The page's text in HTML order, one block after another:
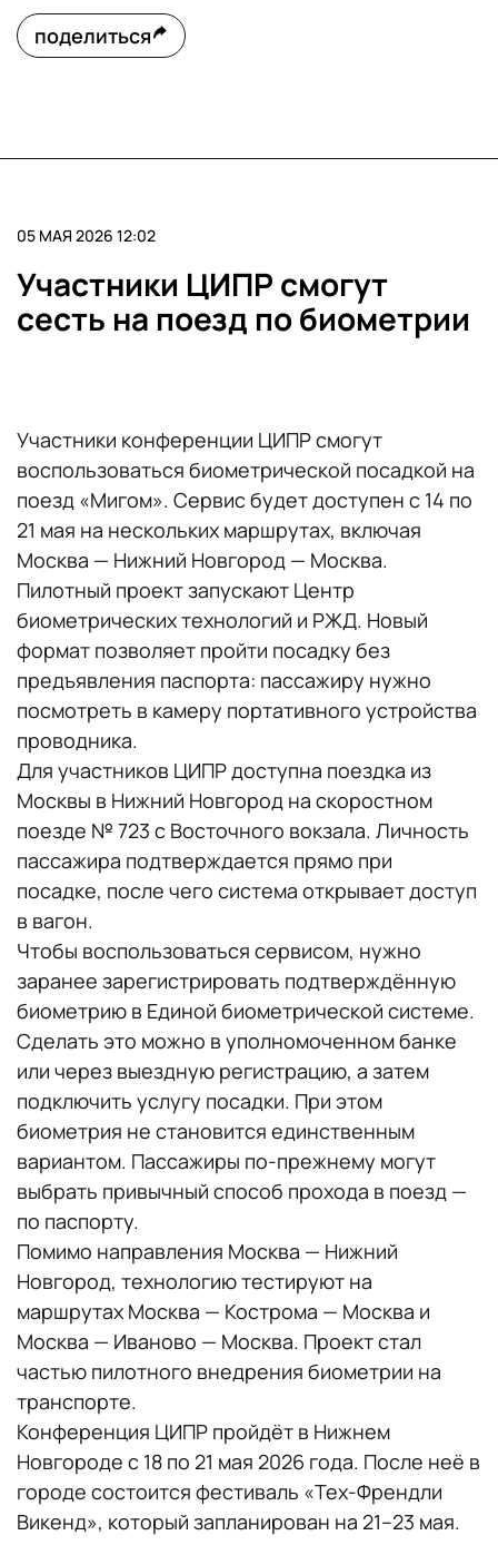
поделиться
05 МАЯ 2026 12:02
Участники ЦИПР смогут
сесть на поезд по биометрии
Участники конференции ЦИПР смогут
воспользоваться биометрической посадкой на
поезд «Мигом». Сервис будет доступен с 14 по
21 мая на нескольких маршрутах, включая
Москва — Нижний Новгород — Москва.
Пилотный проект запускают Центр
биометрических технологий и РЖД. Новый
формат позволяет пройти посадку без
предъявления паспорта: пассажиру нужно
посмотреть в камеру портативного устройства
проводника.
Для участников ЦИПР доступна поездка из
Москвы в Нижний Новгород на скоростном
поезде № 723 с Восточного вокзала. Личность
пассажира подтверждается прямо при
посадке, после чего система открывает доступ
в вагон.
Чтобы воспользоваться сервисом, нужно
заранее зарегистрировать подтверждённую
биометрию в Единой биометрической системе.
Сделать это можно в уполномоченном банке
или через выездную регистрацию, а затем
подключить услугу посадки. При этом
биометрия не становится единственным
вариантом. Пассажиры по-прежнему могут
выбрать привычный способ прохода в поезд —
по паспорту.
Помимо направления Москва — Нижний
Новгород, технологию тестируют на
маршрутах Москва — Кострома — Москва и
Москва — Иваново — Москва. Проект стал
частью пилотного внедрения биометрии на
транспорте.
Конференция ЦИПР пройдёт в Нижнем
Новгороде с 18 по 21 мая 2026 года. После неё в
городе состоится фестиваль «Тех-Френдли
Викенд», который запланирован на 21–23 мая.